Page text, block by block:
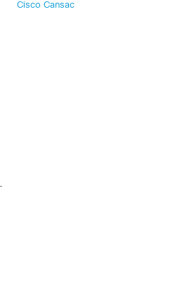
Cisco Cansac